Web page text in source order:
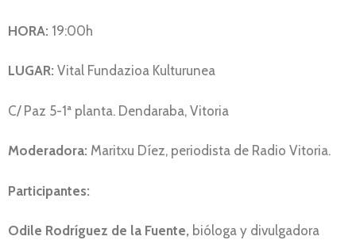
HORA: 19:00h
LUGAR: Vital Fundazioa Kulturunea
C/ Paz 5-1ª planta. Dendaraba, Vitoria
Moderadora: Maritxu Díez, periodista de Radio Vitoria.
Participantes:
Odile Rodríguez de la Fuente, bióloga y divulgadora